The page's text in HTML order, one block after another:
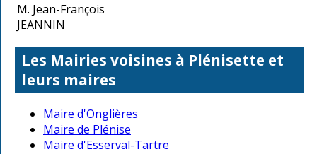
M. Jean-François
JEANNIN
Les Mairies voisines à Plénisette et
leurs maires
Maire d'Onglières
Maire de Plénise
Maire d'Esserval-Tartre